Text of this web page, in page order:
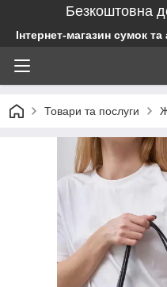
Безкоштовна
Інтернет-магазин сумок та
Товари та послуги